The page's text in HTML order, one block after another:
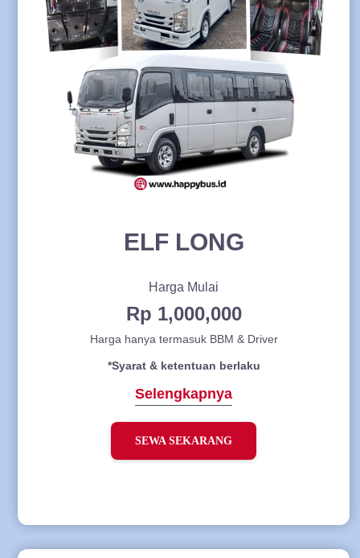
ELF LONG
Harga Mulai
Rp 1,000,000
Harga hanya termasuk BBM & Driver
*Syarat & ketentuan berlaku
Selengkapnya
SEWA SEKARANG